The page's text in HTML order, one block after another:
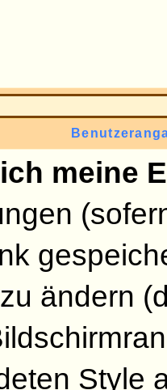
Bild unter
Bilder
gehört zu
wie
oder
sich
ist
gebunden.
er Avatare
wie sie